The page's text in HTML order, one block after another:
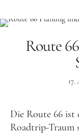
Route
17.
Die Route 66 ist
Roadtrip-Traum